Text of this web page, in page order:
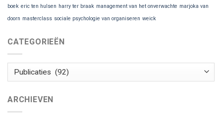
boek eric ten hulsen harry ter braak management van het onverwachte marjoka van
doorn masterclass sociale psychologie van organiseren weick
CATEGORIEËN
Categorieën
ARCHIEVEN